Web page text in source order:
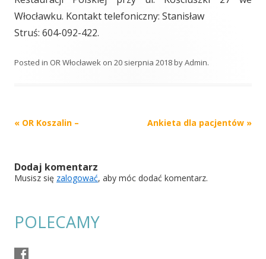
Włocławku. Kontakt telefoniczny: Stanisław
Struś: 604-092-422.
Posted in OR Włocławek on 20 sierpnia 2018byAdmin.
Post
« OR Koszalin – Ankieta dla pacjentów »
Dodaj komentarz
Musisz się zalogować, aby móc dodać komentarz.
POLECAMY